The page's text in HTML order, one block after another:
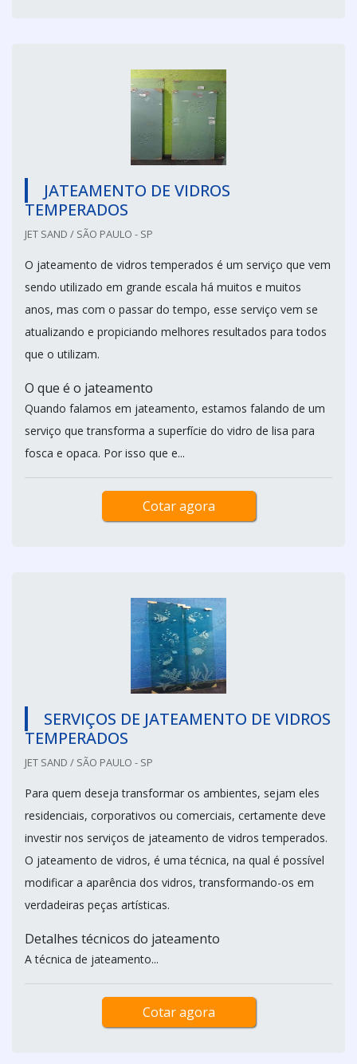
JATEAMENTO DE VIDROS
TEMPERADOS
JET SAND / SÃO PAULO - SP
O jateamento de vidros temperados é um serviço que vem
sendo utilizado em grande escala há muitos e muitos
anos, mas com o passar do tempo, esse serviço vem se
atualizando e propiciando melhores resultados para todos
que o utilizam.
O que é o jateamento
Quando falamos em jateamento, estamos falando de um
serviço que transforma a superfície do vidro de lisa para
fosca e opaca. Por isso que e...
Cotar agora
SERVIÇOS DE JATEAMENTO DE VIDROS
TEMPERADOS
JET SAND / SÃO PAULO - SP
Para quem deseja transformar os ambientes, sejam eles
residenciais, corporativos ou comerciais, certamente deve
investir nos serviços de jateamento de vidros temperados.
O jateamento de vidros, é uma técnica, na qual é possível
modificar a aparência dos vidros, transformando-os em
verdadeiras peças artísticas.
Detalhes técnicos do jateamento
A técnica de jateamento...
Cotar agora